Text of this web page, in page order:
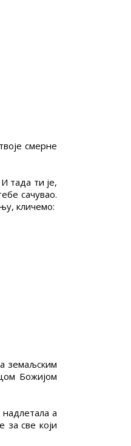
смерне
тада ти је,
сачувао.
кличемо:
земаљским
Божијом
а
за све који